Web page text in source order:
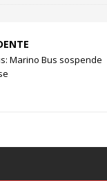
Marino Bus sospende